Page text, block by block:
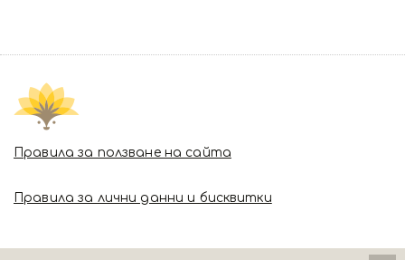
Правила за ползване на сайта
Правила за лични данни и бисквитки